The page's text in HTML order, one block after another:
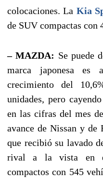
colocaciones. La Kia
de SUV compactas con
– MAZDA: Se puede
marca japonesa es
crecimiento del
unidades, pero
en las cifras del mes
avance de Nissan y de
que recibió su lavado
rival a la vista en el
compactos con 545